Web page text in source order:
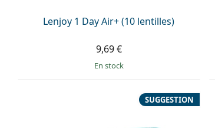
Lenjoy 1 Day Air+ (10 lentilles)
9,69 €
en stock
SUGGESTION